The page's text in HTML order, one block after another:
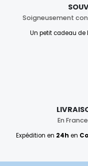
Soigneusement
Un petit cadeau de
En
Expédition en 24h en